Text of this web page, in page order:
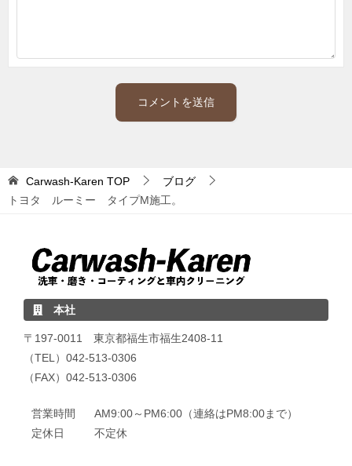
Carwash-Karen TOP
ブログ
トヨタ ルーミー タイプM施工。
本社
〒197-0011 東京都福生市福生2408-11
（TEL）042-513-0306
（FAX）042-513-0306
営業時間
AM9:00～PM6:00（連絡はPM8:00まで）
定休日
不定休